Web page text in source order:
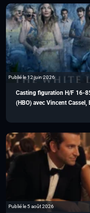
Publié le 12 juin 2026
Casting figuration H/F 16-
(HBO) avec Vincent Cassel,
Publié le 5 août 2026